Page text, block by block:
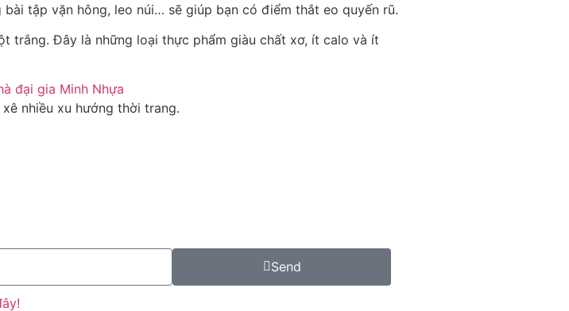
tập vặn hông, leo núi… sẽ giúp bạn có điểm thắt eo quyến rũ.
trắng. Đây là những loại thực phẩm giàu chất xơ, ít calo và ít
nhiều xu hướng thời trang.
Send